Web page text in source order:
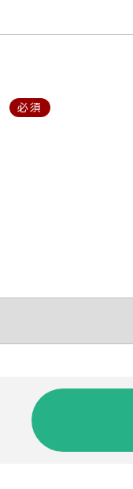
必須